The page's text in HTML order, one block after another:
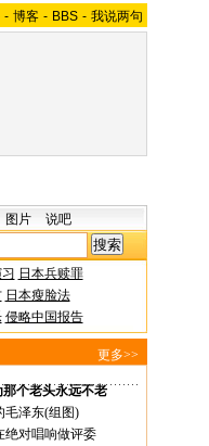
- 博客 - BBS - 我说两句
图片 说吧
日本兵赎罪
日本瘦脸法
侵略中国报告
更多>>
个老头永远不老
毛泽东(组图)
绝对唱响做评委